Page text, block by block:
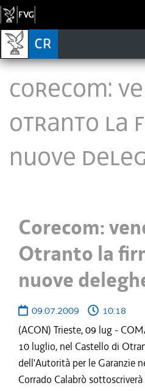
Corecom:
Otranto la
nuove
Corecom:
Otranto la
nuove
09.07.2009
10:18
(ACON) Trieste, 09 lug -
10 luglio, nel Castello di
dell'Autorità per le Garanzie
Corrado Calabrò